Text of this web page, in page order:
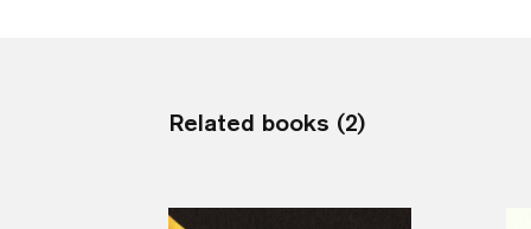
Related books (2)